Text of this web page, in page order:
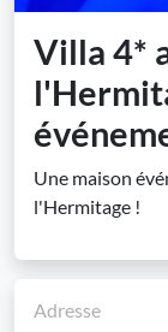
Villa 4*
Une maison
l'Hermitage !
Adresse